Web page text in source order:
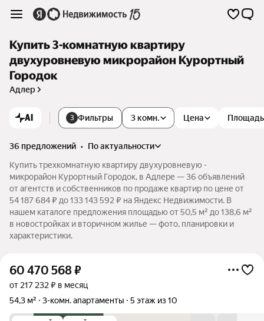
Купить 3-комнатную квартиру
двухуровневую микрорайон Курортный
Городок
Адлер
AI 3 Фильтры 3 комн. Цена Площадь
36 предложений •
по актуальности
Купить трехкомнатную квартиру двухуровневую -
микрорайон Курортный Городок, в Адлере — 36 объявлений
от агентств и собственников по продаже квартир по цене от
54 187 684 ₽ до 133 143 592 ₽ на Яндекс Недвижимости. В
нашем каталоге предложения площадью от 50,5 м² до 138,6 м²
в новостройках и вторичном жилье — фото, планировки и
характеристики.
60 470 568₽
от 217 232 ₽ в месяц
54,3 м²
3-комн. апартаменты 5 этаж из 10